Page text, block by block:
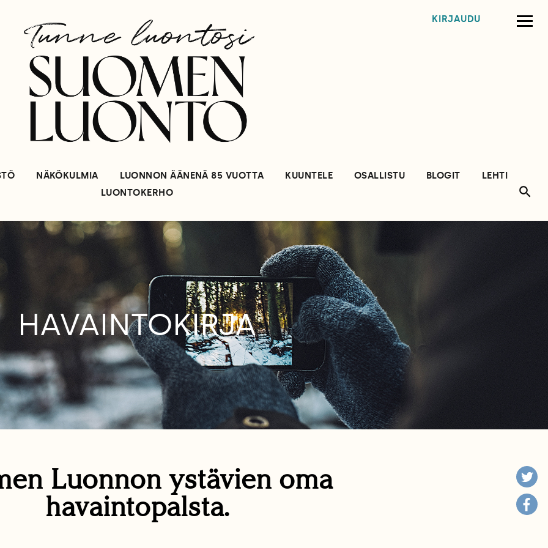
KIRJAUDU
NÄKÖKULMIA LUONNON ÄÄNENÄ 85 VUOTTA KUUNTELE OSALLISTU BLOGIT
LEHTI
LUONTOKERHO
HAVAINTOKIRJA
Luonnon ystävien oma
havaintopalsta.